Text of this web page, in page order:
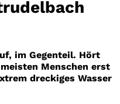
im Gegenteil. Hört
Menschen erst
dreckiges Wasser